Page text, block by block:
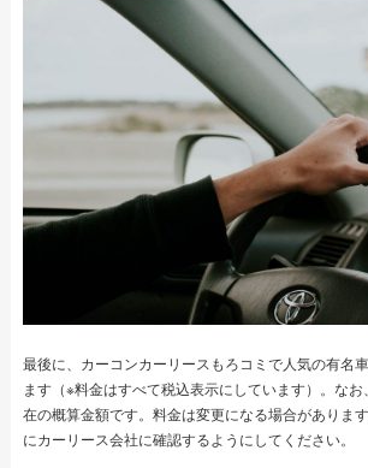
最後に、カーコンカーリースもろコミで人気の有名
ます（※料金はすべて税込表示にしています）。な
在の概算金額です。料金は変更になる場合がありま
にカーリース会社に確認するようにしてください。